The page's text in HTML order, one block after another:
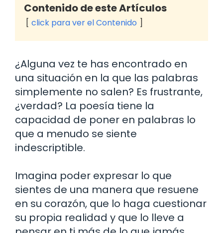
Contenido de este Artículos
click para ver el Contenido
¿Alguna vez te has encontrado en
una situación en la que las palabras
simplemente no salen? Es frustrante,
¿verdad? La poesía tiene la
capacidad de poner en palabras lo
que a menudo se siente
indescriptible.
Imagina poder expresar lo que
sientes de una manera que resuene
en su corazón, que lo haga cuestionar
su propia realidad y que lo lleve a